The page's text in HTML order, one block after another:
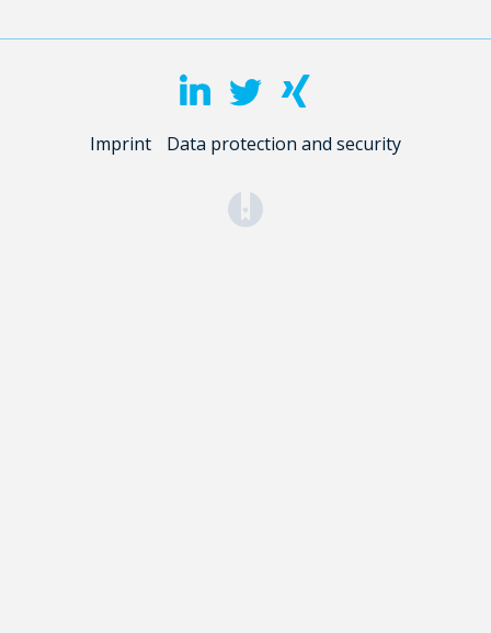
Imprint Data protection and security